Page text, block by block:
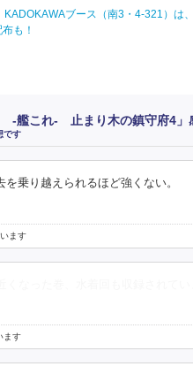
KADOKAWAブース（南3・4-321）
も！
-艦これ- 止まり木の鎮守府4」
です
乗り越えられるほど強くない。
ます
ます